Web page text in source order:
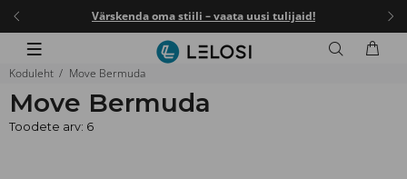
. Värskenda oma stiili – vaata uusi tulijaid! -
Koduleht Move Bermuda
Move Bermuda
Toodete arv: 6